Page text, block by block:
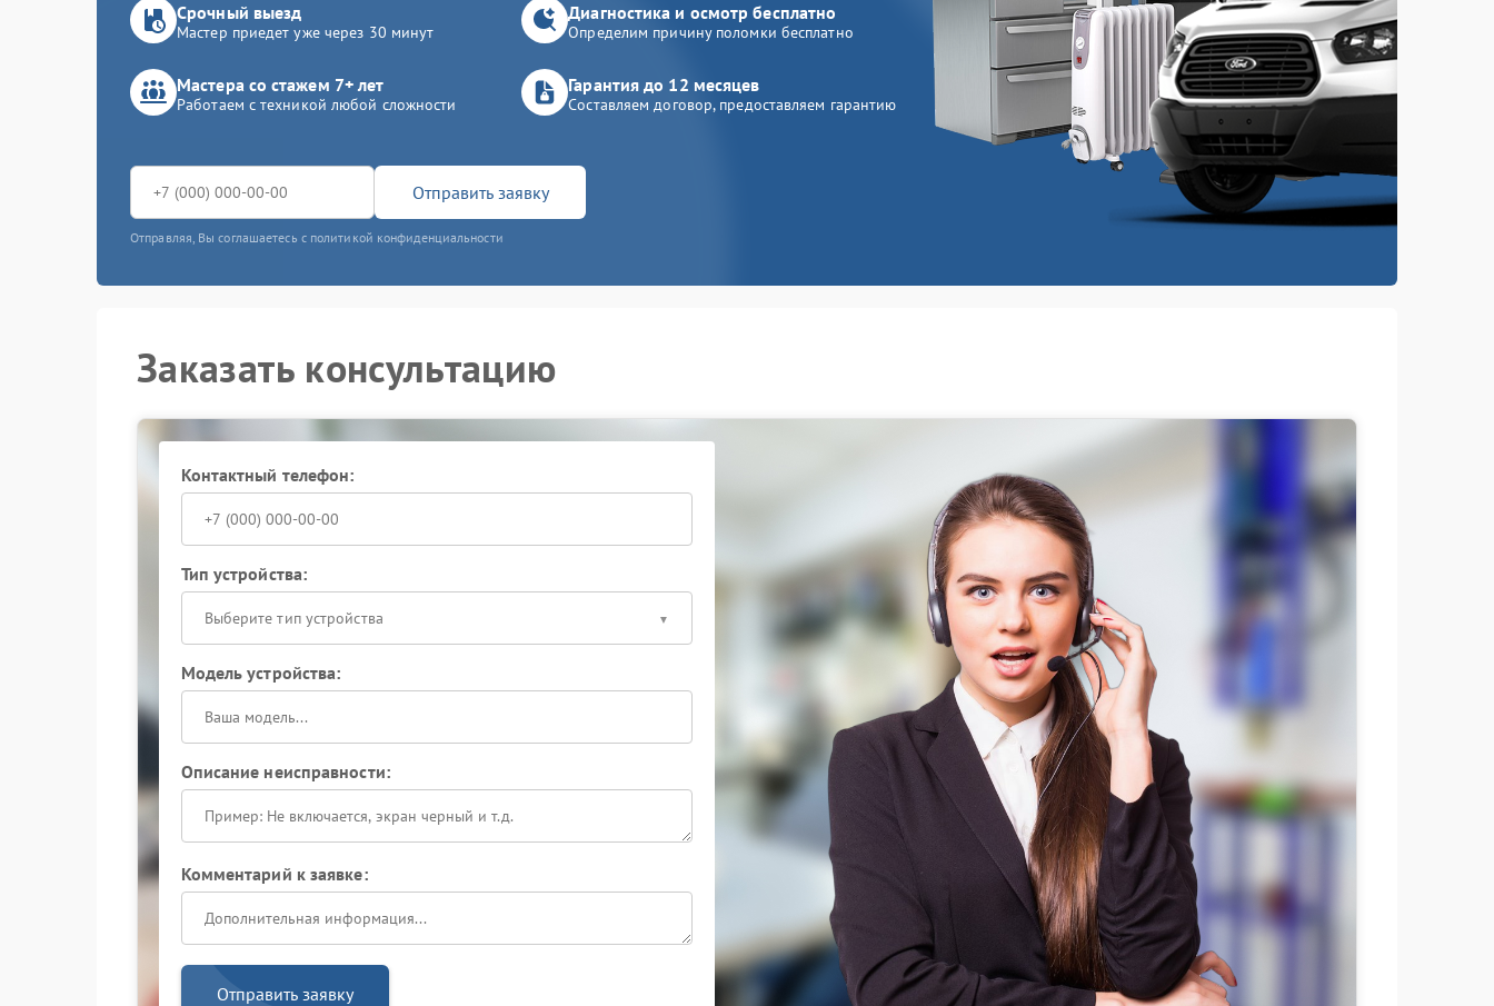
Срочный выезд
Мастер приедет уже через 30 минут
Диагностика и осмотр бесплатно
Определим причину поломки бесплатно
Мастера со стажем 7+ лет
Работаем с техникой любой сложности
Гарантия до 12 месяцев
Составляем договор, предоставляем гарантию
Отправить заявку
Отправляя, Вы соглашаетесь с политикой конфиденциальности
Заказать консультацию
Контактный телефон:
Тип устройства:
Выберите тип устройства
Модель устройства:
Описание неисправности:
Комментарий к заявке:
Отправить заявку